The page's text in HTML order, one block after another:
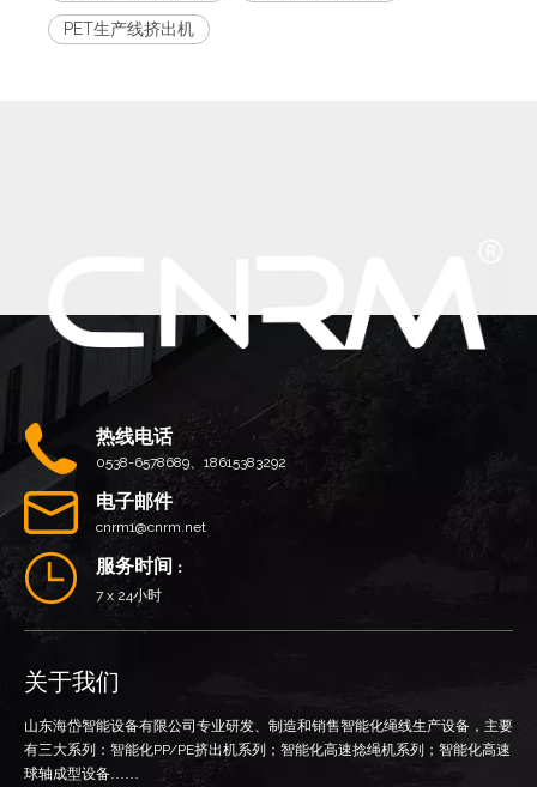
PET生产线挤出机
热线电话
0538-6578689、18615383292
电子邮件
cnrm1@cnrm.net
服务时间 ：
7 x 24小时
关于我们
山东海岱智能设备有限公司专业研发、制造和销售智能化绳线生产设备，主要
有三大系列：智能化PP/PE挤出机系列；智能化高速捻绳机系列；智能化高速
球轴成型设备……